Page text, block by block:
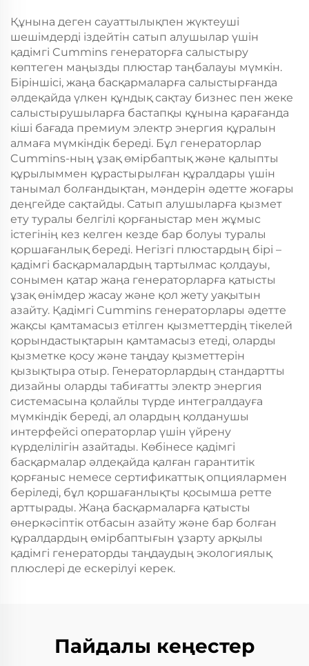
Құнына деген сауаттылықпен жүктеуші
шешімдерді іздейтін сатып алушылар үшін
қадімгі Cummins генераторға салыстыру
көптеген маңызды плюстар таңбалауы мүмкін.
Біріншісі, жаңа басқармаларға салыстырғанда
әлдеқайда үлкен құндық сақтау бизнес пен жеке
салыстырушыларға бастапқы құнына қарағанда
кіші бағада премиум электр энергия құралын
алмаға мүмкіндік береді. Бұл генераторлар
Cummins-ның ұзақ өмірбаптық және қалыпты
құрылыммен құрастырылған құралдары үшін
танымал болғандықтан, мәндерін әдетте жоғары
деңгейде сақтайды. Сатып алушыларға қызмет
ету туралы белгілі қорғаныстар мен жұмыс
істегінің кез келген кезде бар болуы туралы
қоршағанлық береді. Негізгі плюстардың бірі –
қадімгі басқармалардың тартылмас қолдауы,
сонымен қатар жаңа генераторларға қатысты
ұзақ өнімдер жасау және қол жету уақытын
азайту. Қадімгі Cummins генераторлары әдетте
жақсы қамтамасыз етілген қызметтердің тікелей
қорындастықтарын қамтамасыз етеді, оларды
қызметке қосу және таңдау қызметтерін
қызықтыра отыр. Генераторлардың стандартты
дизайны оларды табиғатты электр энергия
системасына қолайлы түрде интегралдауға
мүмкіндік береді, ал олардың қолданушы
интерфейсі операторлар үшін үйрену
күрделілігін азайтады. Көбінесе қадімгі
басқармалар әлдеқайда қалған гарантитік
қорғаныс немесе сертификаттық опциялармен
беріледі, бұл қоршағанлықты қосымша ретте
арттырады. Жаңа басқармаларға қатысты
өнеркәсіптік отбасын азайту және бар болған
құралдардың өмірбаптығын ұзарту арқылы
қадімгі генераторды таңдаудың экологиялық
плюслері де ескерілуі керек.
Пайдалы кеңестер